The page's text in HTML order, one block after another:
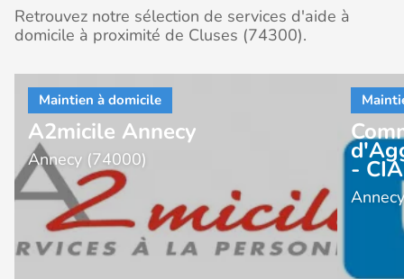
Retrouvez notre sélection de services d'aide à
domicile à proximité de Cluses (74300).
A2micile Annecy
Annecy (74000) -